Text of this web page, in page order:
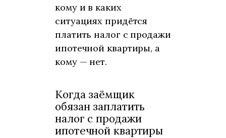
кому и в каких
ситуациях придётся
платить налог с продажи
ипотечной квартиры, а
кому — нет.
Когда заёмщик
обязан заплатить
налог с продажи
ипотечной квартиры